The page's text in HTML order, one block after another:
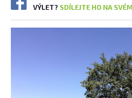
VÝLET? SDÍLEJTE HO NA